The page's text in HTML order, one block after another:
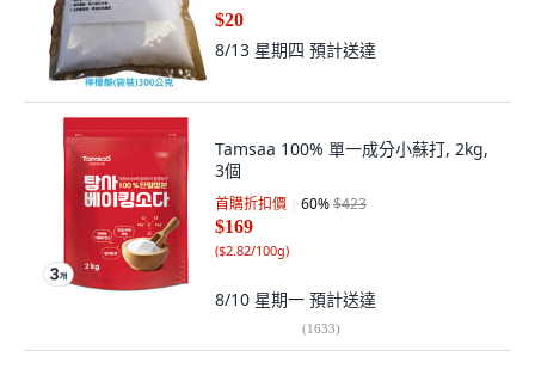
$20
8/13 星期四 預計送達
Tamsaa 100% 單一成分小蘇打, 2kg,
3個
首購折扣價 60%$423
$169
($2.82/100g)
8/10 星期一 預計送達
(1633)